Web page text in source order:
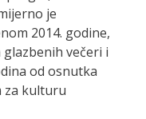
je
2014. godine,
večeri i
od osnutka
za kulturu